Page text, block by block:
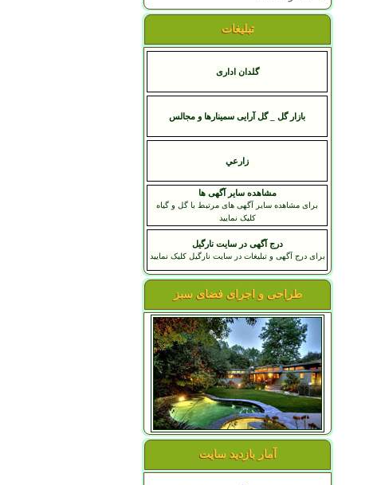
تبلیغات
گلدان اداری
بازار گل _ گل آرایی سمینارها و مجالس
زارعي
مشاهده سایر آگهی ها
برای مشاهده سایر آگهی های مرتبط با گل و گیاه
کلیک نمایید
درج آگهی در سایت نارگیل
برای درج آگهی و تبلیغات در سایت نارگیل کلیک نمایید
طراحی و اجرای فضای سبز
آمار بازدید سایت